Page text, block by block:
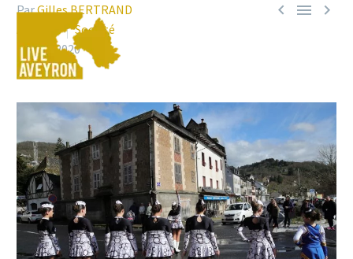
  
ParGilles BERTRAND
Aveyron
Société
2 mars 2020